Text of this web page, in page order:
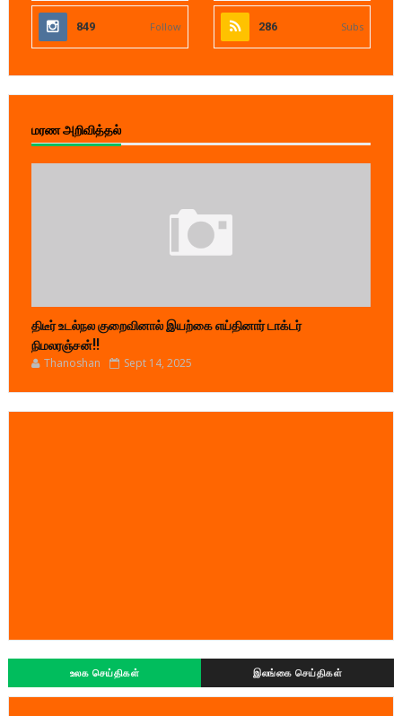
849 Follow 286 Subs
மரண அறிவித்தல்
திடீர் உடல்நல குறைவினால் இயற்கை எய்தினார் டாக்டர்
நிமலரஞ்சன்!!
Thanoshan Sept 14, 2025
உலக செய்திகள் இலங்கை செய்திகள்